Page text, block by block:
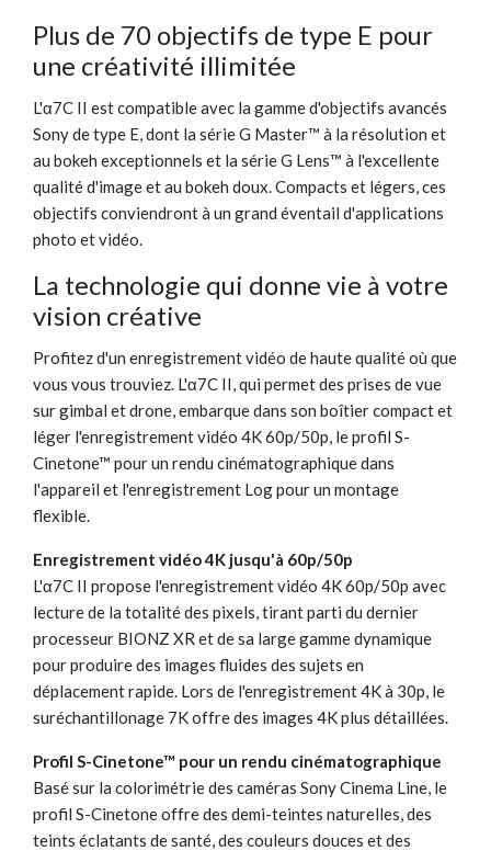
Plus de 70 objectifs de type E pour
une créativité illimitée
L'α7C II est compatible avec la gamme d'objectifs avancés
Sony de type E, dont la série G Master™ à la résolution et
au bokeh exceptionnels et la série G Lens™ à l'excellente
qualité d'image et au bokeh doux. Compacts et légers, ces
objectifs conviendront à un grand éventail d'applications
photo et vidéo.
La technologie qui donne vie à votre
vision créative
Profitez d'un enregistrement vidéo de haute qualité où que
vous vous trouviez. L'α7C II, qui permet des prises de vue
sur gimbal et drone, embarque dans son boîtier compact et
léger l'enregistrement vidéo 4K 60p/50p, le profil S-
Cinetone™ pour un rendu cinématographique dans
l'appareil et l'enregistrement Log pour un montage
flexible.
Enregistrement vidéo 4K jusqu'à 60p/50p
L'α7C II propose l'enregistrement vidéo 4K 60p/50p avec
lecture de la totalité des pixels, tirant parti du dernier
processeur BIONZ XR et de sa large gamme dynamique
pour produire des images fluides des sujets en
déplacement rapide. Lors de l'enregistrement 4K à 30p, le
suréchantillonage 7K offre des images 4K plus détaillées.
Profil S-Cinetone™ pour un rendu cinématographique
Basé sur la colorimétrie des caméras Sony Cinema Line, le
profil S-Cinetone offre des demi-teintes naturelles, des
teints éclatants de santé, des couleurs douces et des